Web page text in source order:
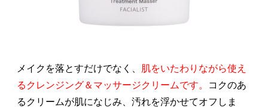
メイクを落とすだけでなく、 肌をいたわりながら使え
るクレンジング＆マッサージクリームです。
コクのあ
るクリームが肌になじみ、汚れを浮かせてオフしま